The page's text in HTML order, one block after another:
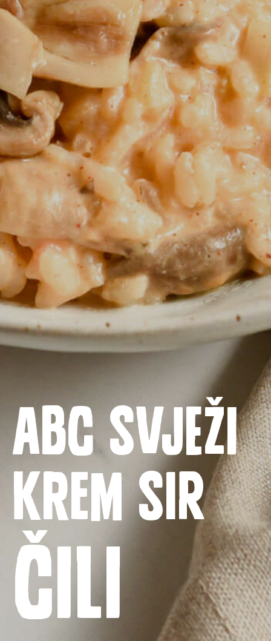
Naslovnica
Proizvodi
Recepti
Priča o ABC siru
Novosti
Uvjeti korištenja
Politika privatnosti
ABC svježi
krem sir
Čili